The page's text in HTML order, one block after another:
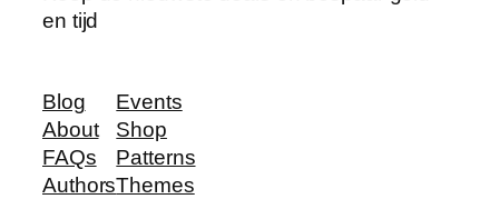
en tijd
Blog
About
FAQs
Authors
Events
Shop
Patterns
Themes